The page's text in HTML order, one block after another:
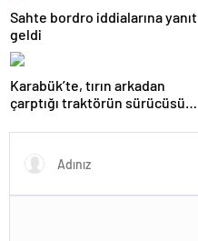
Sahte bordro iddialarına yanıt
geldi
Karabük’te, tırın arkadan
çarptığı traktörün sürücüsü